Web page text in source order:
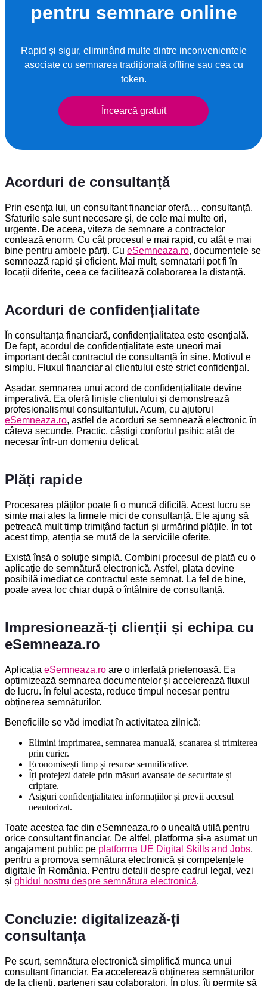
pentru semnare online
Rapid și sigur, eliminând multe dintre inconvenientele
asociate cu semnarea tradițională offline sau cea cu
token.
Încearcă gratuit
Acorduri de consultanță
Prin esența lui, un consultant financiar oferă… consultanță.
Sfaturile sale sunt necesare și, de cele mai multe ori,
urgente. De aceea, viteza de semnare a contractelor
contează enorm. Cu cât procesul e mai rapid, cu atât e mai
bine pentru ambele părți. Cu eSemneaza.ro, documentele se
semnează rapid și eficient. Mai mult, semnatarii pot fi în
locații diferite, ceea ce facilitează colaborarea la distanță.
Acorduri de confidențialitate
În consultanța financiară, confidențialitatea este esențială.
De fapt, acordul de confidențialitate este uneori mai
important decât contractul de consultanță în sine. Motivul e
simplu. Fluxul financiar al clientului este strict confidențial.
Așadar, semnarea unui acord de confidențialitate devine
imperativă. Ea oferă liniște clientului și demonstrează
profesionalismul consultantului. Acum, cu ajutorul
eSemneaza.ro, astfel de acorduri se semnează electronic în
câteva secunde. Practic, câștigi confortul psihic atât de
necesar într-un domeniu delicat.
Plăți rapide
Procesarea plăților poate fi o muncă dificilă. Acest lucru se
simte mai ales la firmele mici de consultanță. Ele ajung să
petreacă mult timp trimițând facturi și urmărind plățile. În tot
acest timp, atenția se mută de la serviciile oferite.
Există însă o soluție simplă. Combini procesul de plată cu o
aplicație de semnătură electronică. Astfel, plata devine
posibilă imediat ce contractul este semnat. La fel de bine,
poate avea loc chiar după o întâlnire de consultanță.
Impresionează-ți clienții și echipa cu
eSemneaza.ro
Aplicația eSemneaza.ro are o interfață prietenoasă. Ea
optimizează semnarea documentelor și accelerează fluxul
de lucru. În felul acesta, reduce timpul necesar pentru
obținerea semnăturilor.
Beneficiile se văd imediat în activitatea zilnică:
Elimini imprimarea, semnarea manuală, scanarea și trimiterea
prin curier.
Economisești timp și resurse semnificative.
Îți protejezi datele prin măsuri avansate de securitate și
criptare.
Asiguri confidențialitatea informațiilor și previi accesul
neautorizat.
Toate acestea fac din eSemneaza.ro o unealtă utilă pentru
orice consultant financiar. De altfel, platforma și-a asumat un
angajament public pe platforma UE Digital Skills and Jobs,
pentru a promova semnătura electronică și competențele
digitale în România. Pentru detalii despre cadrul legal, vezi
și ghidul nostru despre semnătura electronică.
Concluzie: digitalizează-ți
consultanța
Pe scurt, semnătura electronică simplifică munca unui
consultant financiar. Ea accelerează obținerea semnăturilor
de la clienți, parteneri sau colaboratori. În plus, îți permite să